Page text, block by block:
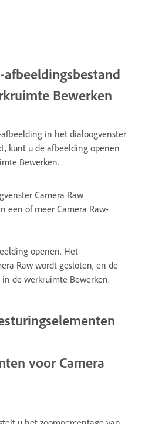
afbeeldingsbestand
Bewerken
in het dialoogvenster
kunt u de afbeelding openen
Bewerken.
Camera Raw
een of meer Camera Raw-
openen. Het
Raw wordt gesloten, en de
de werkruimte Bewerken.
voor Camera